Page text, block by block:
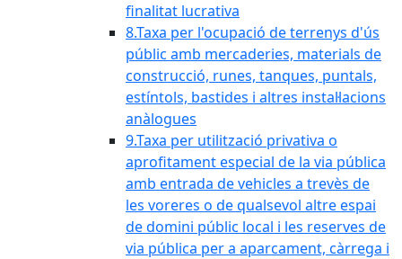
finalitat lucrativa
8.Taxa per l'ocupació de terrenys d'ús
públic amb mercaderies, materials de
construcció, runes, tanques, puntals,
estíntols, bastides i altres instal·lacions
anàlogues
9.Taxa per utilització privativa o
aprofitament especial de la via pública
amb entrada de vehicles a trevès de
les voreres o de qualsevol altre espai
de domini públic local i les reserves de
via pública per a aparcament, càrrega i